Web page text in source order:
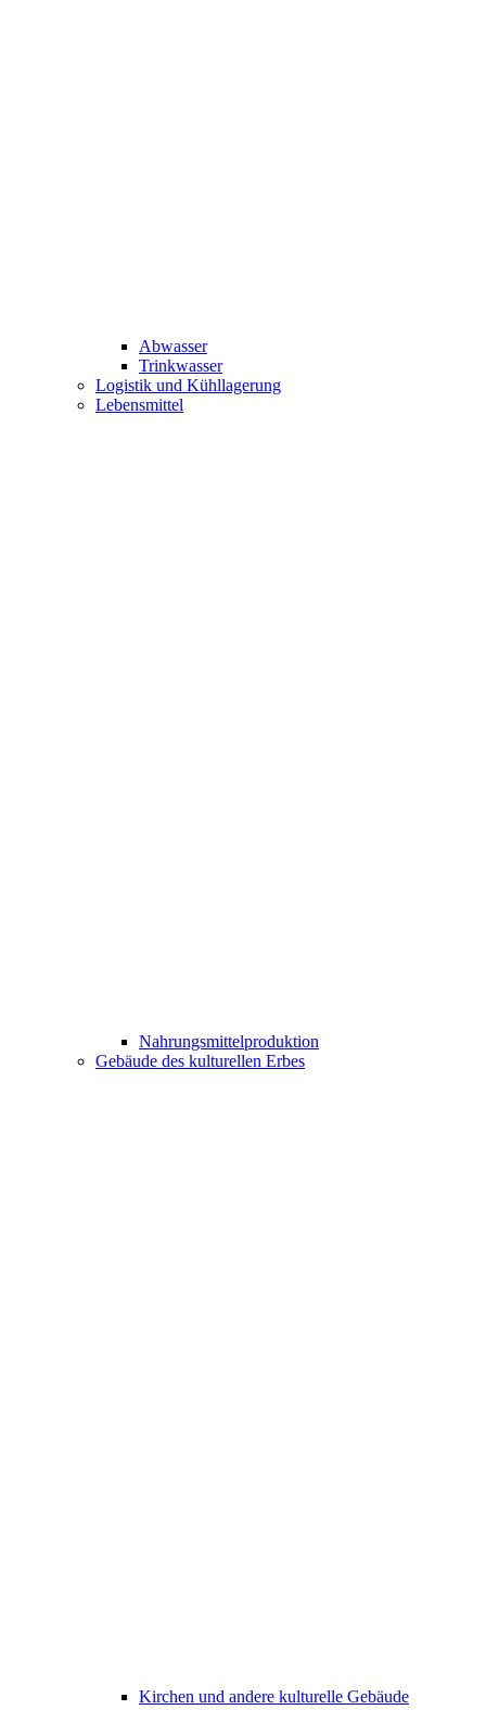
Abwasser
Trinkwasser
Logistik und Kühllagerung
Lebensmittel
Nahrungsmittelproduktion
Gebäude des kulturellen Erbes
Kirchen und andere kulturelle Gebäude